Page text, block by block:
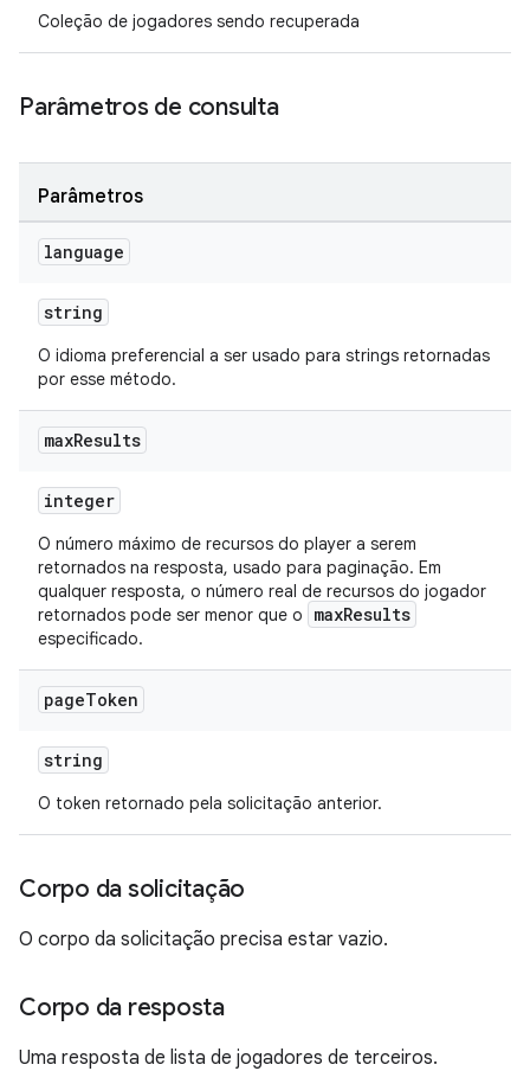
Coleção de jogadores sendo recuperada
Parâmetros de consulta
Parâmetros
language
string
O idioma preferencial a ser usado para strings retornadas
por esse método.
maxResults
integer
O número máximo de recursos do player a serem
retornados na resposta, usado para paginação. Em
qualquer resposta, o número real de recursos do jogador
retornados pode ser menor que o
maxResults
especificado.
pageToken
string
O token retornado pela solicitação anterior.
Corpo da solicitação
O corpo da solicitação precisa estar vazio.
Corpo da resposta
Uma resposta de lista de jogadores de terceiros.